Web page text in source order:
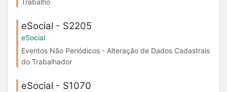
eSocial - S2205
eSocial
Eventos Não Periódicos - Alteração de Dados Cadastrais
do Trabalhador
eSocial - S1070